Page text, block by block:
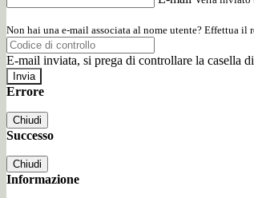
Non hai una e-mail associata al nome utente? Effettua il
E-mail inviata, si prega di controllare la casella
Errore
Chiudi
Successo
Chiudi
Informazione